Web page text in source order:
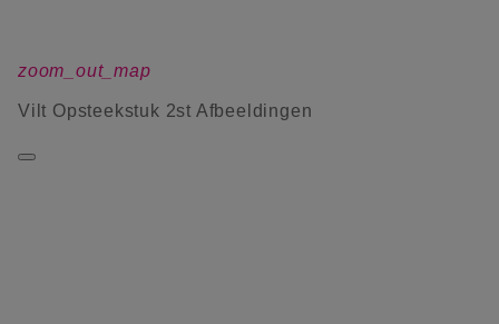
zoom_out_map
Vilt Opsteekstuk 2st Afbeeldingen